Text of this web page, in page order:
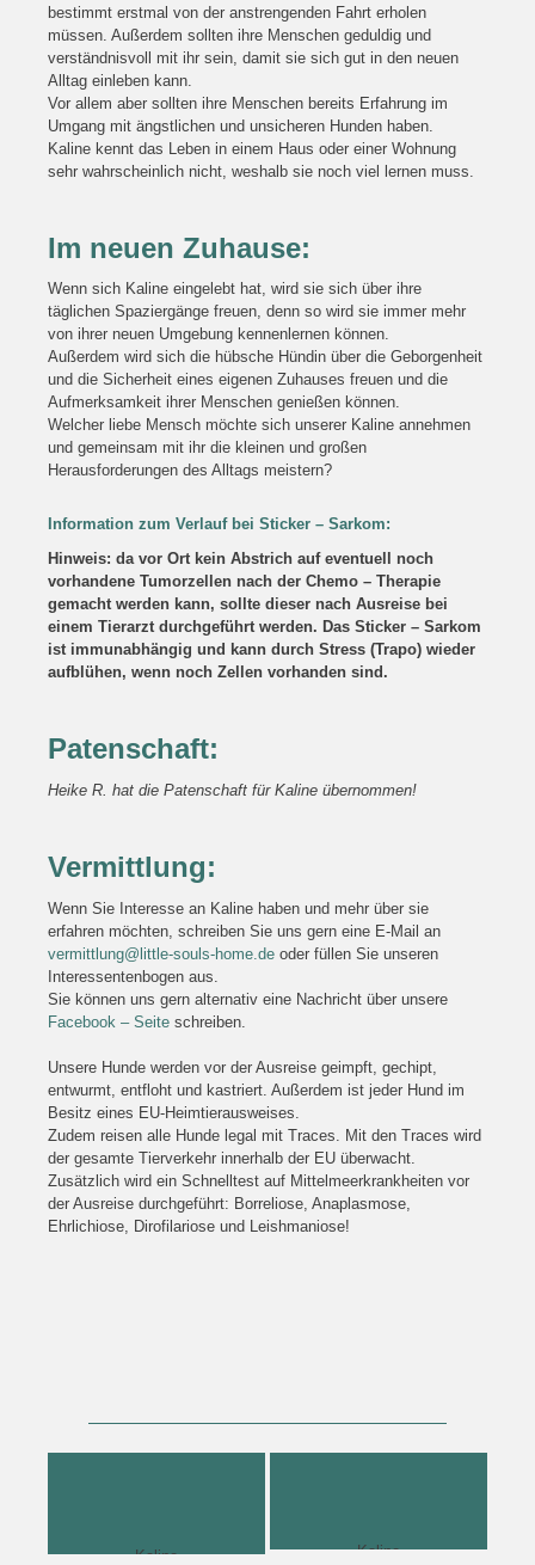
bestimmt erstmal von der anstrengenden Fahrt erholen
müssen. Außerdem sollten ihre Menschen geduldig und
verständnisvoll mit ihr sein, damit sie sich gut in den neuen
Alltag einleben kann.
Vor allem aber sollten ihre Menschen bereits Erfahrung im
Umgang mit ängstlichen und unsicheren Hunden haben.
Kaline kennt das Leben in einem Haus oder einer Wohnung
sehr wahrscheinlich nicht, weshalb sie noch viel lernen muss.
Im neuen Zuhause:
Wenn sich Kaline eingelebt hat, wird sie sich über ihre
täglichen Spaziergänge freuen, denn so wird sie immer mehr
von ihrer neuen Umgebung kennenlernen können.
Außerdem wird sich die hübsche Hündin über die Geborgenheit
und die Sicherheit eines eigenen Zuhauses freuen und die
Aufmerksamkeit ihrer Menschen genießen können.
Welcher liebe Mensch möchte sich unserer Kaline annehmen
und gemeinsam mit ihr die kleinen und großen
Herausforderungen des Alltags meistern?
Information zum Verlauf bei Sticker – Sarkom:
Hinweis: da vor Ort kein Abstrich auf eventuell noch
vorhandene Tumorzellen nach der Chemo – Therapie
gemacht werden kann, sollte dieser nach Ausreise bei
einem Tierarzt durchgeführt werden. Das Sticker – Sarkom
ist immunabhängig und kann durch Stress (Trapo) wieder
aufblühen, wenn noch Zellen vorhanden sind.
Patenschaft:
Heike R. hat die Patenschaft für Kaline übernommen!
Vermittlung:
Wenn Sie Interesse an Kaline haben und mehr über sie
erfahren möchten, schreiben Sie uns gern eine E-Mail an
vermittlung@little-souls-home.de oder füllen Sie unseren
Interessentenbogen aus.
Sie können uns gern alternativ eine Nachricht über unsere
Facebook – Seite schreiben.
Unsere Hunde werden vor der Ausreise geimpft, gechipt,
entwurmt, entfloht und kastriert. Außerdem ist jeder Hund im
Besitz eines EU-Heimtierausweises.
Zudem reisen alle Hunde legal mit Traces. Mit den Traces wird
der gesamte Tierverkehr innerhalb der EU überwacht.
Zusätzlich wird ein Schnelltest auf Mittelmeerkrankheiten vor
der Ausreise durchgeführt: Borreliose, Anaplasmose,
Ehrlichiose, Dirofilariose und Leishmaniose!
Kaline
Kaline Kaline
Kaline Kaline
Kaline